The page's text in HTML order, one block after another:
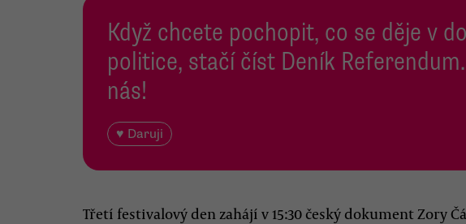
Když chcete pochopit, co se děje v
politice, stačí číst Deník
nás!
♥ Daruji
Třetí festivalový den zahájí v 15:30 český dokument Zory